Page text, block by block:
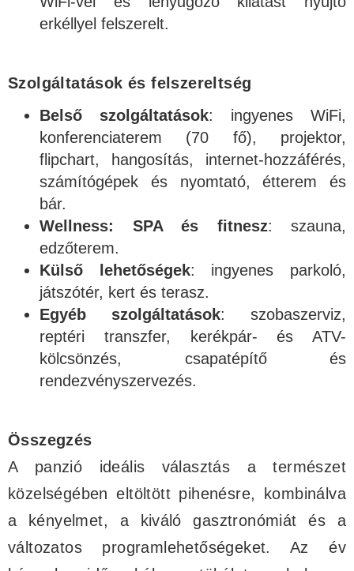
erkéllyel felszerelt.
Szolgáltatások és felszereltség
Belső szolgáltatások: ingyenes WiFi,
konferenciaterem (70 fő), projektor,
flipchart, hangosítás, internet-hozzáférés,
számítógépek és nyomtató, étterem és
bár.
Wellness:
SPA és fitnesz: szauna,
edzőterem.
Külső lehetőségek: ingyenes parkoló,
játszótér, kert és terasz.
Egyéb szolgáltatások: szobaszerviz,
reptéri transzfer, kerékpár- és ATV-
kölcsönzés, csapatépítő és
rendezvényszervezés.
Összegzés
A panzió ideális választás a természet
közelségében eltöltött pihenésre, kombinálva
a kényelmet, a kiváló gasztronómiát és a
változatos programlehetőségeket. Az év